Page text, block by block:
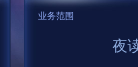
业务范围
夜